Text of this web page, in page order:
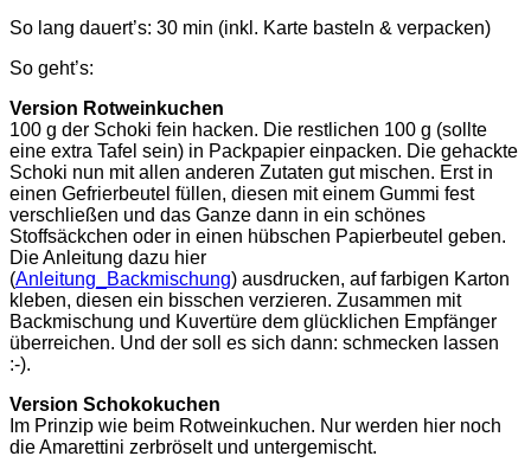
So lang dauert’s: 30 min (inkl. Karte basteln & verpacken)
So geht’s:
Version Rotweinkuchen
100 g der Schoki fein hacken. Die restlichen 100 g (sollte
eine extra Tafel sein) in Packpapier einpacken. Die gehackte
Schoki nun mit allen anderen Zutaten gut mischen. Erst in
einen Gefrierbeutel füllen, diesen mit einem Gummi fest
verschließen und das Ganze dann in ein schönes
Stoffsäckchen oder in einen hübschen Papierbeutel geben.
Die Anleitung dazu hier
(Anleitung_Backmischung) ausdrucken, auf farbigen Karton
kleben, diesen ein bisschen verzieren. Zusammen mit
Backmischung und Kuvertüre dem glücklichen Empfänger
überreichen. Und der soll es sich dann: schmecken lassen
:-).
Version Schokokuchen
Im Prinzip wie beim Rotweinkuchen. Nur werden hier noch
die Amarettini zerbröselt und untergemischt.